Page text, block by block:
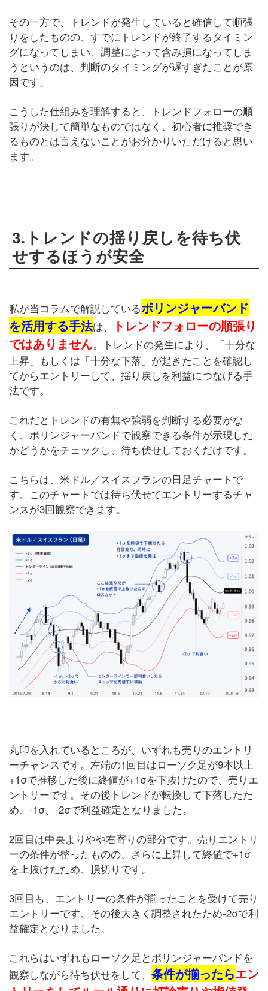
その一方で、トレンドが発生していると確信して順張
りをしたものの、すでにトレンドが終了するタイミン
グになってしまい、調整によって含み損になってしま
うというのは、判断のタイミングが遅すぎたことが原
因です。
こうした仕組みを理解すると、トレンドフォローの順
張りが決して簡単なものではなく、初心者に推奨でき
るものとは言えないことがお分かりいただけると思い
ます。
3.トレンドの揺り戻しを待ち伏
せするほうが安全
私が当コラムで解説しているボリンジャーバンド
を活用する手法は、
トレンドフォローの順張り
ではありません。トレンドの発生により、「十分な
上昇」もしくは「十分な下落」が起きたことを確認し
てからエントリーして、揺り戻しを利益につなげる手
法です。
これだとトレンドの有無や強弱を判断する必要がな
く、ボリンジャーバンドで観察できる条件が示現した
かどうかをチェックし、待ち伏せしておくだけです。
こちらは、米ドル／スイスフランの日足チャートで
す。このチャートでは待ち伏せてエントリーするチャ
ンスが3回観察できます。
丸印を入れているところが、いずれも売りのエントリ
ーチャンスです。左端の1回目はローソク足が9本以上
+1σで推移した後に終値が+1σを下抜けたので、売りエ
ントリーです。その後トレンドが転換して下落したた
め、-1σ、-2σで利益確定となりました。
2回目は中央よりやや右寄りの部分です。売りエントリ
ーの条件が整ったものの、さらに上昇して終値で+1σ
を上抜けたため、損切りです。
3回目も、エントリーの条件が揃ったことを受けて売り
エントリーです。その後大きく調整されたため-2σで利
益確定となりました。
これらはいずれもローソク足とボリンジャーバンドを
観察しながら待ち伏せをして、 条件が揃ったらエン